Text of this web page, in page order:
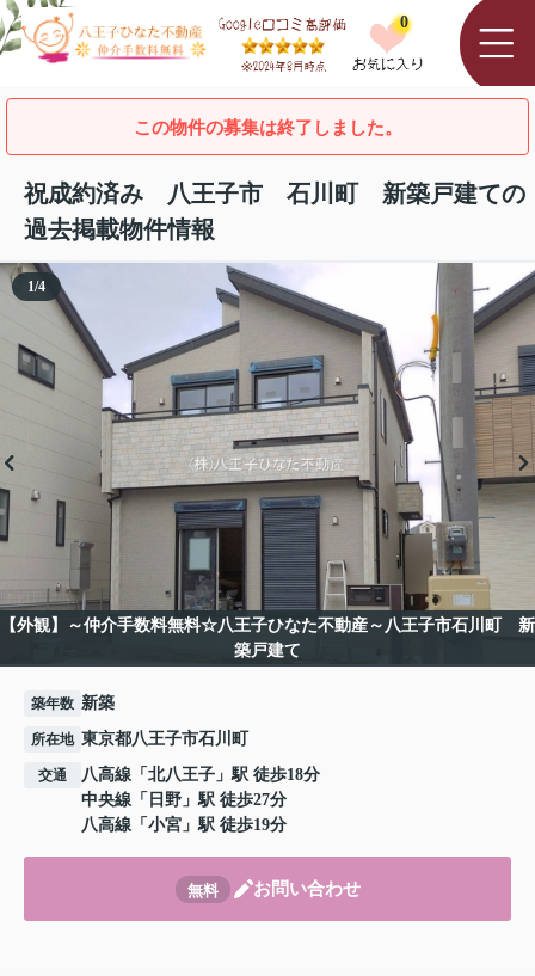
0
この物件の募集は終了しました。
祝成約済み 八王子市 石川町 新築戸建ての
過去掲載物件情報
【外観】～仲介手数料無料☆八王子ひなた不動産～八王子市石川町 新
築戸建て
1/4
築年数 新築
所在地 東京都八王子市石川町
交通 八高線 「 北八王子 」駅 徒歩18分
中央線 「 日野 」駅 徒歩27分
八高線 「 小宮 」駅 徒歩19分
無料 お問い合わせ